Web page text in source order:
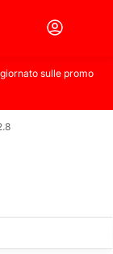
sulle promo